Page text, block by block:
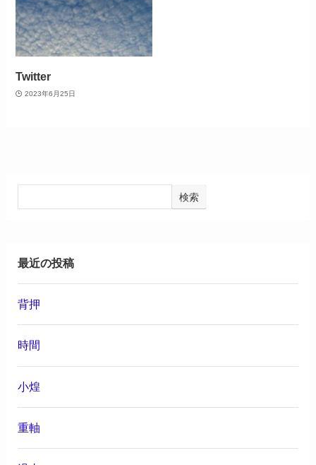
Twitter
2023年6月25日
検索
最近の投稿
背押
時間
小煌
重軸